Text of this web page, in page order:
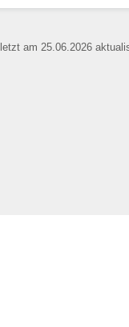
am 25.06.2026